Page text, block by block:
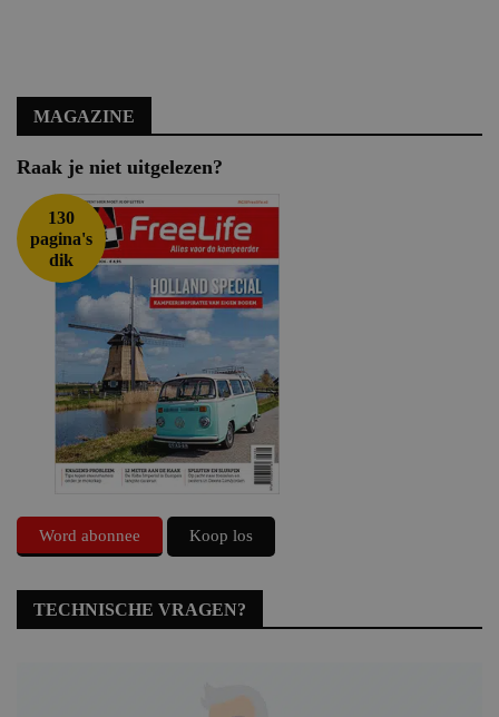
MAGAZINE
Raak je niet uitgelezen?
130
pagina's
dik
Word abonnee Koop los
TECHNISCHE VRAGEN?